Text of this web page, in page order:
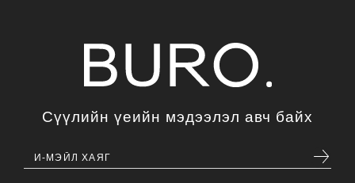
Сүүлийн үеийн мэдээлэл авч байх